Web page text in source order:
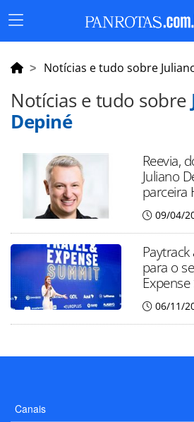
Menu
Principal
Notícias e tudo sobre
Notícias e tudo sobre
Depiné
Reevia,
Juliano
parceira
09/04/
para o
06/11/
Canais